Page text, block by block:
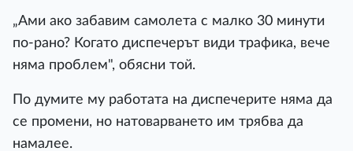
„Ами ако забавим самолета с малко 30 минути
по-рано? Когато диспечерът види трафика, вече
няма проблем", обясни той.
По думите му работата на диспечерите няма да
се промени, но натоварването им трябва да
намалее.